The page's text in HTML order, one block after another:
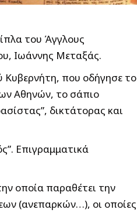
του Άγγλους
Ιωάννης Μεταξάς.
Κυβερνήτη, που οδήγησε το
Αθηνών, το σάπιο
δικτάτορας και
Επιγραμματικά
οποία παραθέτει την
(ανεπαρκών…), οι οποίες